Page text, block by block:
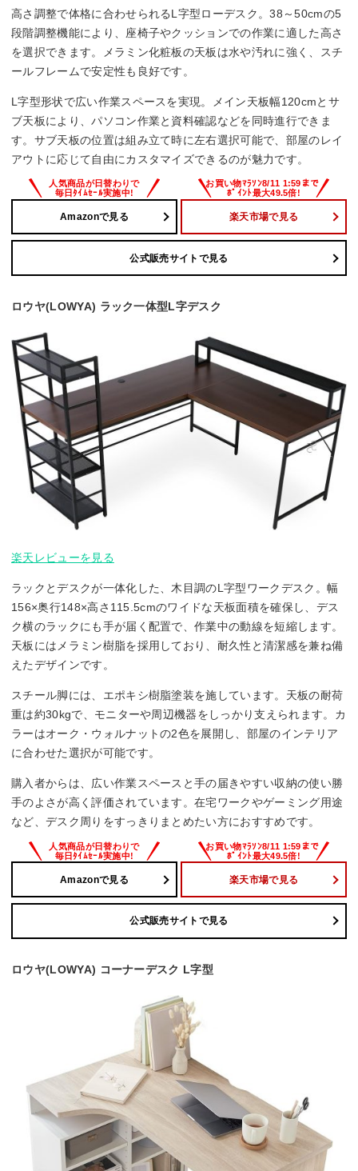
高さ調整で体格に合わせられるL字型ローデスク。38～50cmの5
段階調整機能により、座椅子やクッションでの作業に適した高さ
を選択できます。メラミン化粧板の天板は水や汚れに強く、スチ
ールフレームで安定性も良好です。
L字型形状で広い作業スペースを実現。メイン天板幅120cmとサ
ブ天板により、パソコン作業と資料確認などを同時進行できま
す。サブ天板の位置は組み立て時に左右選択可能で、部屋のレイ
アウトに応じて自由にカスタマイズできるのが魅力です。
Amazonで見る 楽天市場で見る
公式販売サイトで見る
ロウヤ(LOWYA) ラック一体型L字デスク
楽天レビューを見る
ラックとデスクが一体化した、木目調のL字型ワークデスク。幅
156×奥行148×高さ115.5cmのワイドな天板面積を確保し、デス
ク横のラックにも手が届く配置で、作業中の動線を短縮します。
天板にはメラミン樹脂を採用しており、耐久性と清潔感を兼ね備
えたデザインです。
スチール脚には、エポキシ樹脂塗装を施しています。天板の耐荷
重は約30kgで、モニターや周辺機器をしっかり支えられます。カ
ラーはオーク・ウォルナットの2色を展開し、部屋のインテリア
に合わせた選択が可能です。
購入者からは、広い作業スペースと手の届きやすい収納の使い勝
手のよさが高く評価されています。在宅ワークやゲーミング用途
など、デスク周りをすっきりまとめたい方におすすめです。
Amazonで見る 楽天市場で見る
公式販売サイトで見る
ロウヤ(LOWYA) コーナーデスク L字型